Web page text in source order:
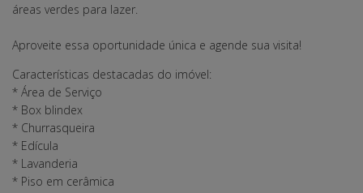
áreas verdes para lazer.
Aproveite essa oportunidade única e agende sua visita!
Características destacadas do imóvel:
* Área de Serviço
* Box blindex
* Churrasqueira
* Edícula
* Lavanderia
* Piso em cerâmica